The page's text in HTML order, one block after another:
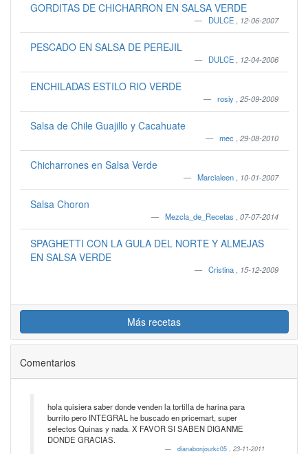
GORDITAS DE CHICHARRON EN SALSA VERDE
DULCE 12-06-2007
PESCADO EN SALSA DE PEREJIL
DULCE 12-04-2006
ENCHILADAS ESTILO RIO VERDE
rosiy 25-09-2009
Salsa de Chile Guajillo y Cacahuate
mec 29-08-2010
Chicharrones en Salsa Verde
Marcialeen 10-01-2007
Salsa Choron
Mezcla_de_Recetas 07-07-2014
SPAGHETTI CON LA GULA DEL NORTE Y ALMEJAS
EN SALSA VERDE
Cristina 15-12-2009
Más recetas
Comentarios
hola quisiera saber donde venden la tortilla de harina para
burrito pero INTEGRAL he buscado en pricemart, super
selectos Quinas y nada. X FAVOR SI SABEN DIGANME
DONDE GRACIAS.
dianabonjourkc05 , 23-11-2011